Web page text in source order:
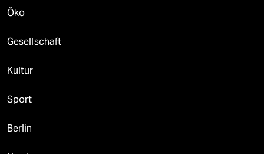
Öko
Gesellschaft
Kultur
Sport
Berlin